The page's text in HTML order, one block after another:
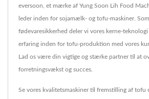
eversoon, et mærke af Yung Soon Lih Food
leder inden for sojamælk- og tofu-maskiner.
fødevaresikkerhed deler vi vores kerne-
erfaring inden for tofu-produktion med vores
Lad os være din vigtige og stærke partner til at
forretningsvækst og succes.
Se vores kvalitetsmaskiner til fremstilling af tofu